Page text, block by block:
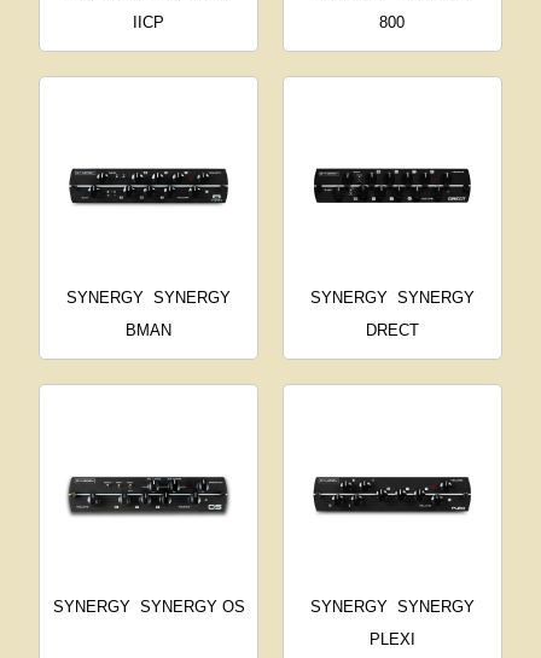
IICP
800
SYNERGY SYNERGY
BMAN
SYNERGY SYNERGY
DRECT
SYNERGY SYNERGY OS SYNERGY SYNERGY
PLEXI